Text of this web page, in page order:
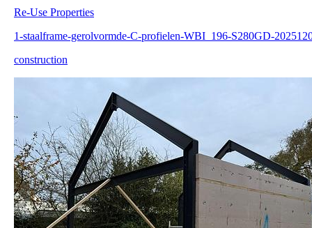
Re-Use Properties
1-staalframe-gerolvormde-C-profielen-WBI_196-S280GD-
construction